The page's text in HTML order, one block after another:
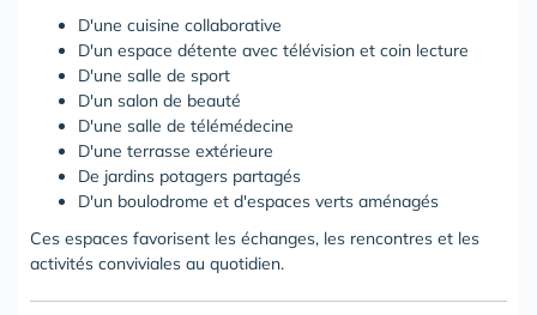
D'une cuisine collaborative
D'un espace détente avec télévision et coin lecture
D'une salle de sport
D'un salon de beauté
D'une salle de télémédecine
D'une terrasse extérieure
De jardins potagers partagés
D'un boulodrome et d'espaces verts aménagés
Ces espaces favorisent les échanges, les rencontres et les
activités conviviales au quotidien.